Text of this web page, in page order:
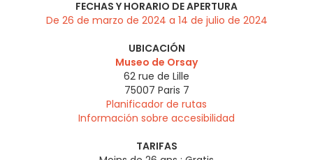
FECHAS Y HORARIO DE APERTURA
De 26 de marzo de 2024 a 14 de julio de 2024
UBICACIÓN
Museo de Orsay
62 rue de Lille
75007 Paris 7
Planificador de rutas
Información sobre accesibilidad
TARIFAS